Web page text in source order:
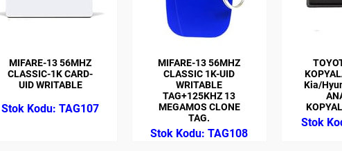
MIFARE-13 56MHZ
CLASSIC-1K CARD-
UID WRITABLE
TAG107
MIFARE-13 56MHZ
CLASSIC 1K-UID
WRITABLE
TAG+125KHZ 13
MEGAMOS CLONE
TAG.
TAG108
Kia/